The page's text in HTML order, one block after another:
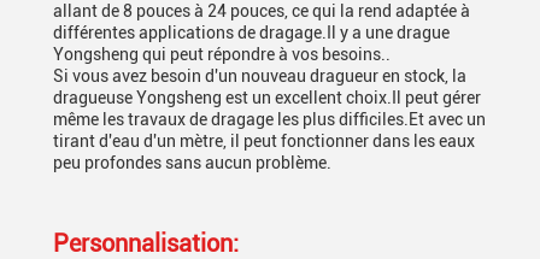
allant de 8 pouces à 24 pouces, ce qui la rend adaptée à
différentes applications de dragage.Il y a une drague
Yongsheng qui peut répondre à vos besoins..
Si vous avez besoin d'un nouveau dragueur en stock, la
dragueuse Yongsheng est un excellent choix.Il peut gérer
même les travaux de dragage les plus difficiles.Et avec un
tirant d'eau d'un mètre, il peut fonctionner dans les eaux
peu profondes sans aucun problème.
Personnalisation: